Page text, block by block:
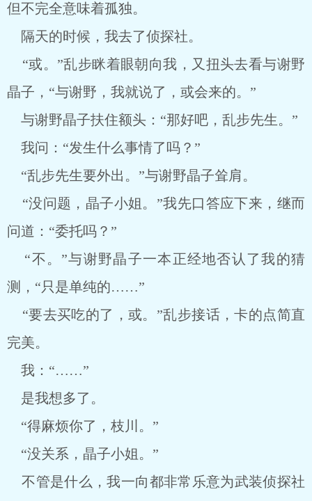
但不完全意味着孤独。
隔天的时候，我去了侦探社。
“或。”乱步眯着眼朝向我，又扭头去看与谢野
晶子，“与谢野，我就说了，或会来的。”
与谢野晶子扶住额头：“那好吧，乱步先生。”
我问：“发生什么事情了吗？”
“乱步先生要外出。”与谢野晶子耸肩。
“没问题，晶子小姐。”我先口答应下来，继而
问道：“委托吗？”
“不。”与谢野晶子一本正经地否认了我的猜
测，“只是单纯的……”
“要去买吃的了，或。”乱步接话，卡的点简直
完美。
我：“……”
是我想多了。
“得麻烦你了，枝川。”
“没关系，晶子小姐。”
不管是什么，我一向都非常乐意为武装侦探社